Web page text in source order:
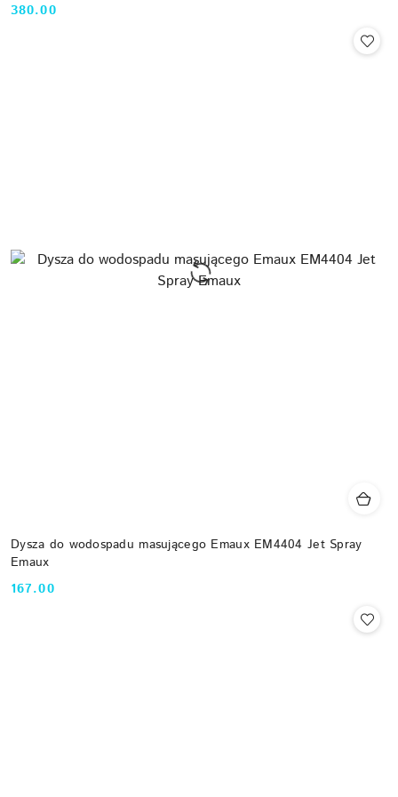
Cena:
380.00
Dysza do wodospadu masującego Emaux EM4404 Jet Spray
Emaux
Cena:
167.00